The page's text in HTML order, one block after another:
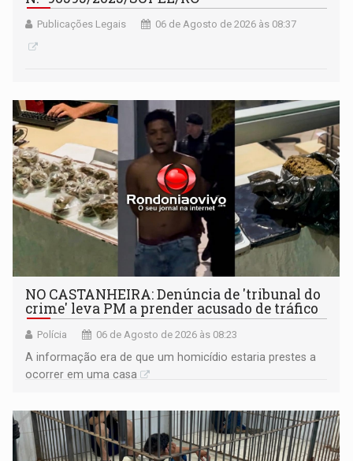
Publicações Legais 06 de Agosto de 2026 às 08:37
NO CASTANHEIRA: ​Denúncia de 'tribunal do
crime' leva PM a prender acusado de tráfico
Polícia 06 de Agosto de 2026 às 08:23
A informação era de que um homicídio estaria prestes a
ocorrer em uma casa